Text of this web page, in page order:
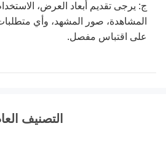
ج: يرجى تقديم أبعاد العرض،
المشاهدة، صور المشهد، وأي
على اقتباس مفصل.
التصنيف